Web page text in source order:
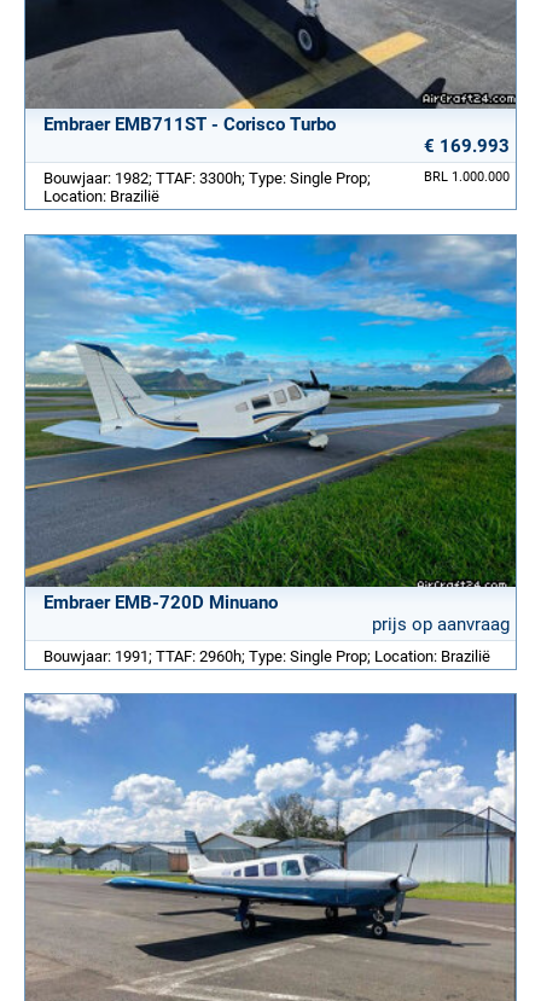
Embraer EMB711ST - Corisco Turbo
€ 169.993
BRL 1.000.000
Bouwjaar: 1982; TTAF: 3300h; Type: Single Prop;
Location: Brazilië
Embraer EMB-720D Minuano
prijs op aanvraag
Bouwjaar: 1991; TTAF: 2960h; Type: Single Prop; Location: Brazilië